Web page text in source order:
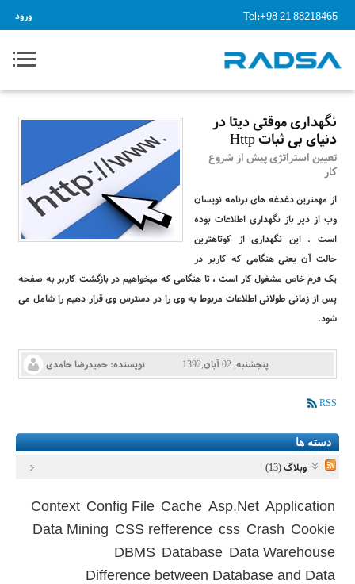
ورود Tel:+98 21 88218465
نگهداری موقتی دیتا در
دنیای بی ثبات Http
تعیین استراتژی پیش از شروع
کار
از مهمترین دغدغه های برنامه نویسان
وب از دیر باز نگهداری اطلاعات بوده
است . این نگهداری از کوتاهترین
حالت آن یعنی هنگامی که کاربر در
یک فرم خاص مشغول کار است ، تا هنگامی که میخواهیم در بازگشت کاربر به صفحه
پس از زمانی طولانی اطلاعات مربوط به وی را در دسترس وی قرار دهیم را شامل می
شود.
نویسنده: حمیدرضا حامدی پنجشنبه, 02 آبان,1392
RSS
دسته ها
وبلاگ (13)
Application
Asp.Net
Cache
Config File
Context
Cookie
Crash
css
CSS refference
Data Mining
Data Warehouse
Database
DBMS
Difference between Database and Data